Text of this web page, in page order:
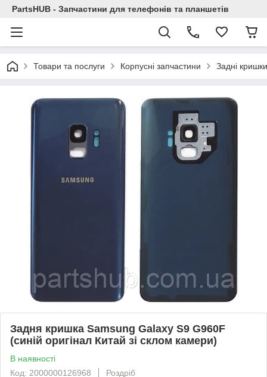
PartsHUB - Запчастини для телефонів та планшетів
Товари та послуги Корпусні запчастини Задні кришки
Задня кришка Samsung Galaxy S9 G960F
(синій оригінал Китай зі склом камери)
В наявності
Код: 2000000126968
Роздріб